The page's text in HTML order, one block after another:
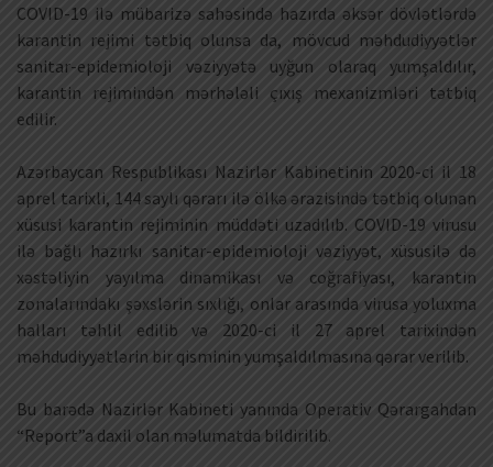
COVID-19 ilə mübarizə sahəsində hazırda əksər dövlətlərdə
karantin rejimi tətbiq olunsa da, mövcud məhdudiyyətlər
sanitar-epidemioloji vəziyyətə uyğun olaraq yumşaldılır,
karantin rejimindən mərhələli çıxış mexanizmləri tətbiq
edilir.
Azərbaycan Respublikası Nazirlər Kabinetinin 2020-ci il 18
aprel tarixli, 144 saylı qərarı ilə ölkə ərazisində tətbiq olunan
xüsusi karantin rejiminin müddəti uzadılıb. COVID-19 virusu
ilə bağlı hazırkı sanitar-epidemioloji vəziyyət, xüsusilə də
xəstəliyin yayılma dinamikası və coğrafiyası, karantin
zonalarındakı şəxslərin sıxlığı, onlar arasında virusa yoluxma
halları təhlil edilib və 2020-ci il 27 aprel tarixindən
məhdudiyyətlərin bir qisminin yumşaldılmasına qərar verilib.
Bu barədə Nazirlər Kabineti yanında Operativ Qərargahdan
“Report”a daxil olan məlumatda bildirilib.